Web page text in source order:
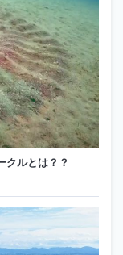
クルとは？？